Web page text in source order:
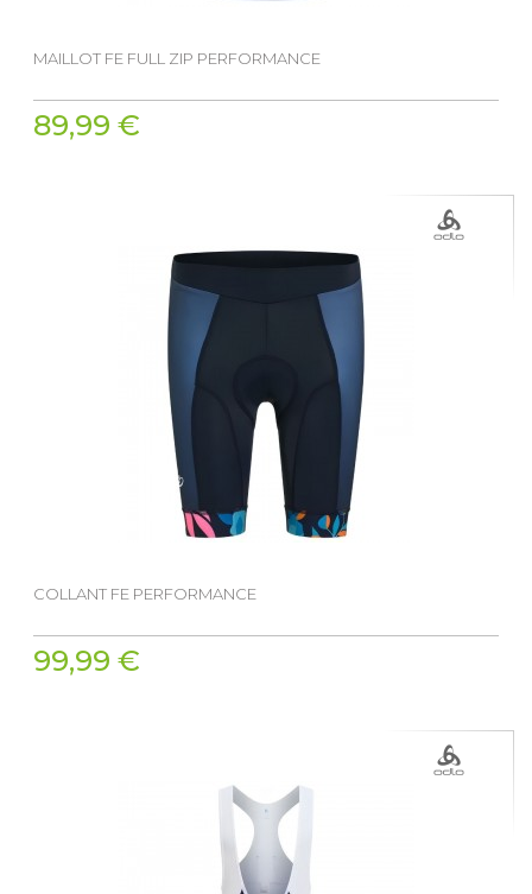
MAILLOT FE FULL ZIP PERFORMANCE
89,99 €
COLLANT FE PERFORMANCE
99,99 €